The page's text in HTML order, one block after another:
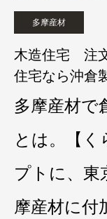
多摩産材
木造住宅 注
住宅なら沖倉
多摩産材で
とは。【
プトに、東
摩産材に付